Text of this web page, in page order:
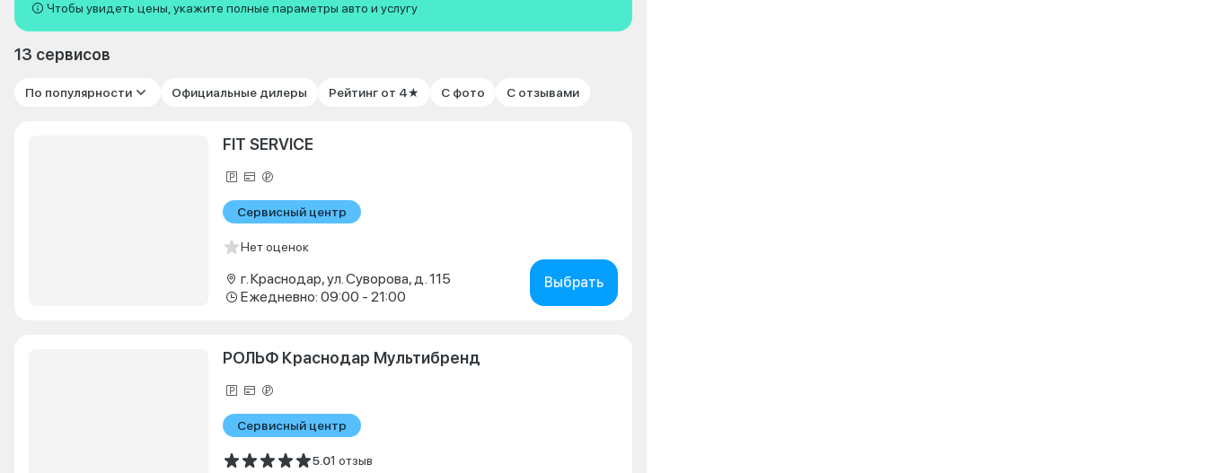
Чтобы увидеть цены, укажите полные параметры авто и услугу
13 сервисов
По популярности Официальные дилеры Рейтинг от 4★ С фото С отзывами
FIT SERVICE
Сервисный центр
Нет оценок
г. Краснодар, ул. Суворова, д. 115
Ежедневно: 09:00 - 21:00
Выбрать
РОЛЬФ Краснодар Мультибренд
Сервисный центр
5.01 отзыв